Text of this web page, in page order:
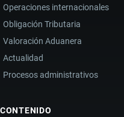
Operaciones internacionales
Obligación Tributaria
Valoración Aduanera
Actualidad
Procesos administrativos
CONTENIDO